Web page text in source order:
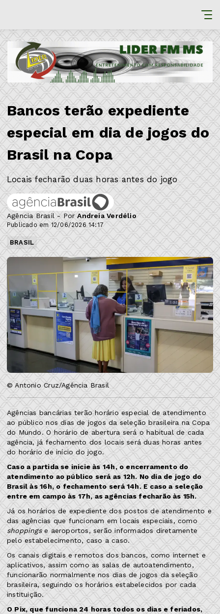
Bancos terão expediente
especial em dia de jogos do
Brasil na Copa
Locais fecharão duas horas antes do jogo
Agência Brasil - PorAndreia Verdélio
Publicado em 12/06/2026 14:17
BRASIL
© Antonio Cruz/Agência Brasil
Agências bancárias terão horário especial de atendimento
ao público nos dias de jogos da seleção brasileira na Copa
do Mundo. O horário de abertura será o habitual de cada
agência, já fechamento dos locais será duas horas antes
do horário de início do jogo.
Caso a partida se inicie às 14h, o encerramento do
atendimento ao público será as 12h. No dia de jogo do
Brasil às 16h, o fechamento será 14h. E caso a seleção
entre em campo às 17h, as agências fecharão às 15h.
Já os horários de expediente dos postos de atendimento e
das agências que funcionam em locais especiais, como
shoppingse aeroportos, serão informados diretamente
pelo estabelecimento, caso a caso.
Os canais digitais e remotos dos bancos, como internet e
aplicativos, assim como as salas de autoatendimento,
funcionarão normalmente nos dias de jogos da seleção
brasileira, seguindo os horários estabelecidos por cada
instituição.
O Pix, que funciona 24 horas todos os dias e feriados,